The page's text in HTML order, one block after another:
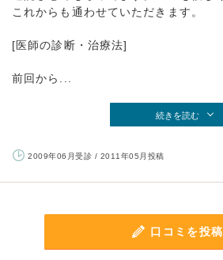
これからも通わせていただきます。
[医師の診断・治療法]
前回から...
続きを読む
2009年06月受診 / 2011年05月投稿
口コミを投稿